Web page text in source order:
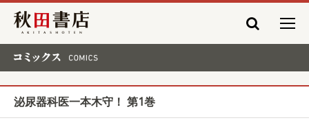
秋田書店
泌尿器科医一本木守！ 第1巻